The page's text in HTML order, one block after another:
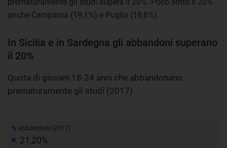
anche Campania (19,1%) e Puglia (18,6%).
In Sicilia e in Sardegna gli abbandoni superano
il 20%
Quota di giovani 18-24 anni che abbandonano
prematuramente gli studi (2017)